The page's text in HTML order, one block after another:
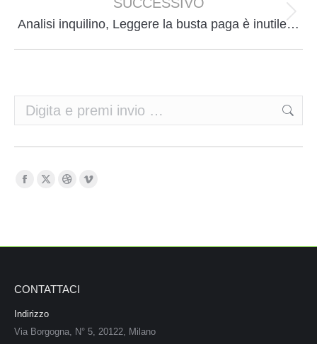
Prossimo
Analisi inquilino, Leggere la busta paga è inutile…
Ci puoi trovare su:
Facebook
X
DribbbleVimeo
CONTATTACI
Indirizzo
Via Borgogna, N° 5, 20122, Milano